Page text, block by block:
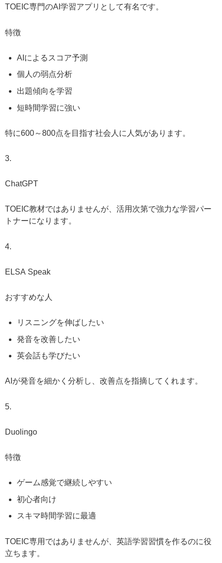
TOEIC専門のAI学習アプリとして有名です。
特徴
AIによるスコア予測
個人の弱点分析
出題傾向を学習
短時間学習に強い
特に600～800点を目指す社会人に人気があります。
3.
ChatGPT
TOEIC教材ではありませんが、活用次第で強力な学習パー
トナーになります。
4.
ELSA Speak
おすすめな人
リスニングを伸ばしたい
発音を改善したい
英会話も学びたい
AIが発音を細かく分析し、改善点を指摘してくれます。
5.
Duolingo
特徴
ゲーム感覚で継続しやすい
初心者向け
スキマ時間学習に最適
TOEIC専用ではありませんが、英語学習習慣を作るのに役
立ちます。